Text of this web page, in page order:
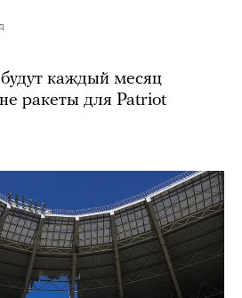
каждый месяц
ракеты для Patriot